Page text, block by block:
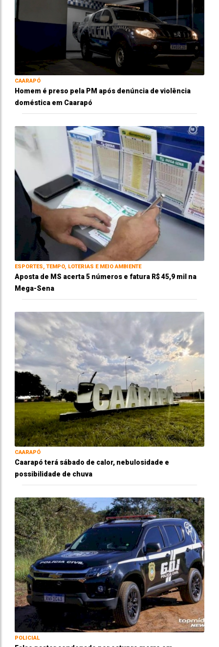
CAARAPÓ
Homem é preso pela PM após denúncia de violência
doméstica em Caarapó
ESPORTES, TEMPO, LOTERIAS E MEIO AMBIENTE
Aposta de MS acerta 5 números e fatura R$ 45,9 mil na
Mega-Sena
CAARAPÓ
Caarapó terá sábado de calor, nebulosidade e
possibilidade de chuva
POLICIAL